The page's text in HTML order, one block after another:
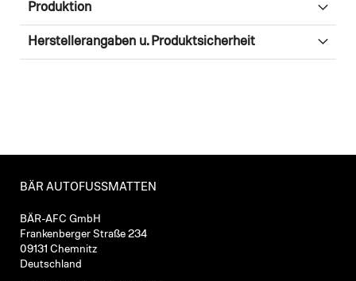
Produktion
Herstellerangaben u. Produktsicherheit
BÄR AUTOFUSSMATTEN
BÄR-AFC GmbH
Frankenberger Straße 234
09131 Chemnitz
Deutschland